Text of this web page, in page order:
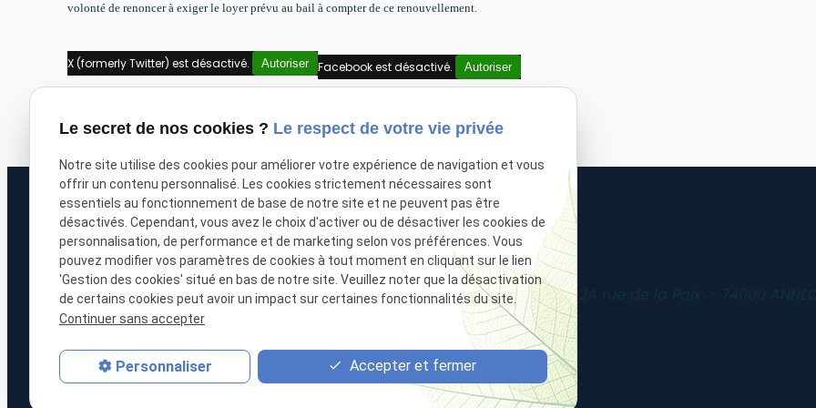
volonté de renoncer à exiger le loyer prévu au bail à compter de ce renouvellement.
X (formerly Twitter) est désactivé. Autoriser Facebook est désactivé. Autoriser
Avocat au Barreau d'Annecy phone04.50.32.00.11 location_on2A rue de la Paix
Le secret de nos cookies ? Le respect de votre vie privée
Notre site utilise des cookies pour améliorer votre expérience de navigation et vous
offrir un contenu personnalisé. Les cookies strictement nécessaires sont
essentiels au fonctionnement de base de notre site et ne peuvent pas être
désactivés. Cependant, vous avez le choix d'activer ou de désactiver les cookies de
personnalisation, de performance et de marketing selon vos préférences. Vous
pouvez modifier vos paramètres de cookies à tout moment en cliquant sur le lien
'Gestion des cookies' situé en bas de notre site. Veuillez noter que la désactivation
de certains cookies peut avoir un impact sur certaines fonctionnalités du site.
Continuer sans accepter
Personnaliser Accepter et fermer